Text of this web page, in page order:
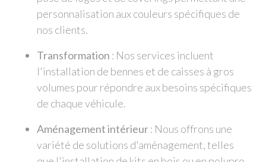
personnalisation aux couleurs spécifiques de
nos clients.
Transformation : Nos services incluent
l'installation de bennes et de caisses à gros
volumes pour répondre aux besoins spécifiques
de chaque véhicule.
Aménagement intérieur: Nous offrons une
variété de solutions d'aménagement, telles